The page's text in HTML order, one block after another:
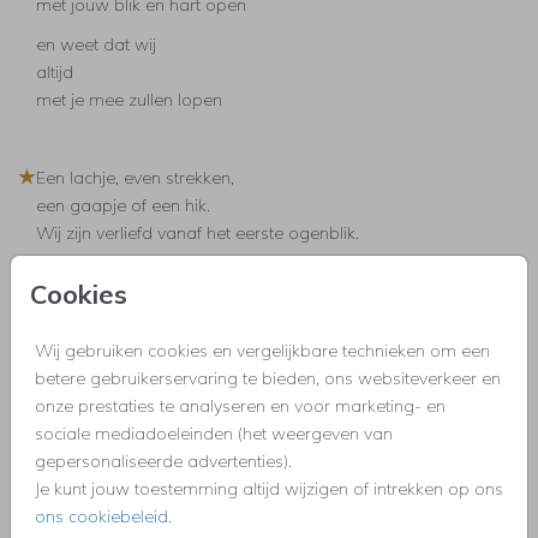
Cookies
Wij gebruiken cookies en vergelijkbare technieken om een
betere gebruikerservaring te bieden, ons websiteverkeer en
onze prestaties te analyseren en voor marketing- en
sociale mediadoeleinden (het weergeven van
gepersonaliseerde advertenties).
Je kunt jouw toestemming altijd wijzigen of intrekken op ons
ons cookiebeleid.
met jouw blik en hart open
en weet dat wij
altijd
met je mee zullen lopen
★Een lachje, even strekken,
een gaapje of een hik.
Wij zijn verliefd vanaf het eerste ogenblik.
★Mooier dan we dachten
Geboren een meisje zo mooi, lief en klein
Zo blij dat jij voortaan bij ons zult zijn.
Een boog in de wolken als teken van trouw,
staat boven mijn leven, zegt: Ik ben bij jou!
In tijden van vreugde, maar ook van verdriet, ben ik bij